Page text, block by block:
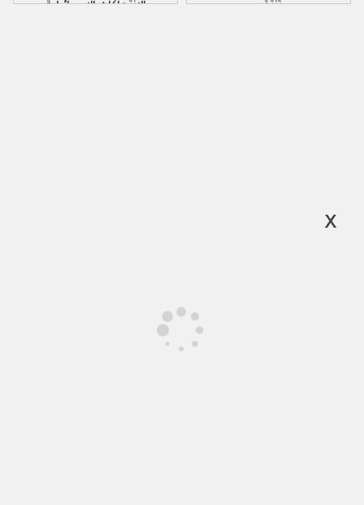
الانتهاكات الإسرائيلية
تنتقد